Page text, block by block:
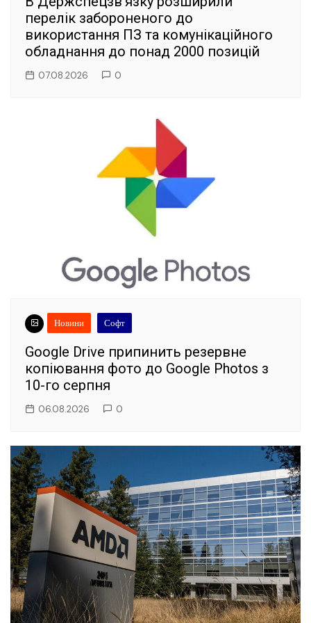
перелік забороненого до
використання ПЗ та комунікаційного
обладнання до понад 2000 позицій
07.08.2026 0
Новини Софт
Google Drive припинить резервне
копіювання фото до Google Photos з
10-го серпня
06.08.2026 0